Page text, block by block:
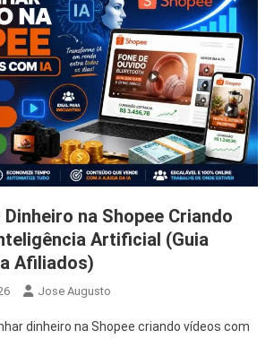
Dinheiro na Shopee Criando
Artificial (Guia
Afiliados)
Jose Augusto
dinheiro na Shopee criando vídeos com